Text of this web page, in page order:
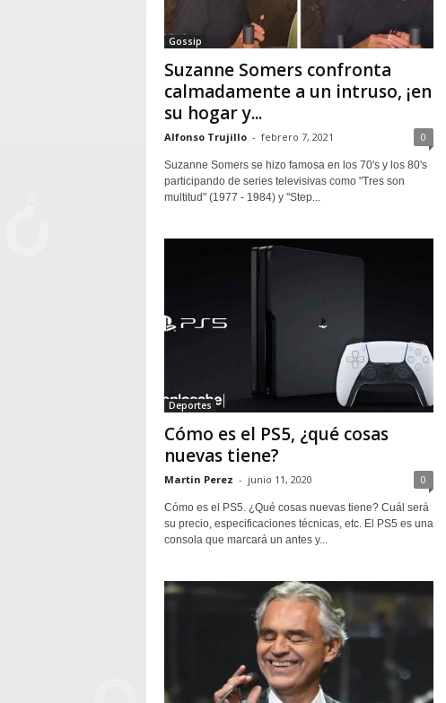
Gossip
Suzanne Somers confronta
calmadamente a un intruso, ¡en
su hogar y...
Alfonso Trujillo - febrero 7, 2021 0
Suzanne Somers se hizo famosa en los 70's y los 80's
participando de series televisivas como "Tres son
multitud" (1977 - 1984) y "Step...
Deportes
Cómo es el PS5, ¿qué cosas
nuevas tiene?
Martin Perez - junio 11, 2020 0
Cómo es el PS5. ¿Qué cosas nuevas tiene? Cuál será
su precio, especificaciones técnicas, etc. El PS5 es una
consola que marcará un antes y...